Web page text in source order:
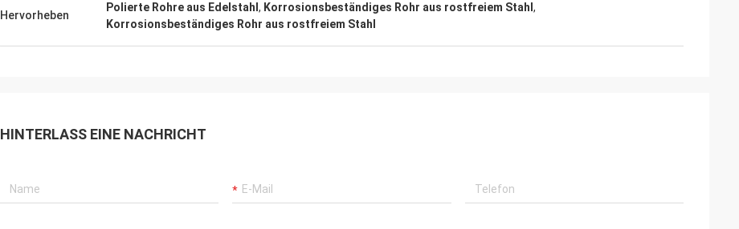
Hervorheben
Polierte Rohre aus Edelstahl , Korrosionsbeständiges Rohr aus rostfreiem Stahl ,
Korrosionsbeständiges Rohr aus rostfreiem Stahl
HINTERLASS EINE NACHRICHT